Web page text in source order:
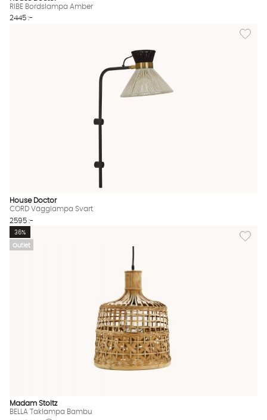
RIBE Bordslampa Amber
2445 :-
Lägg
House Doctor
CORD Vägglampa Svart
2595 :-
Outlet
Lägg
36%
Madam Stoltz
BELLA Taklampa Bambu